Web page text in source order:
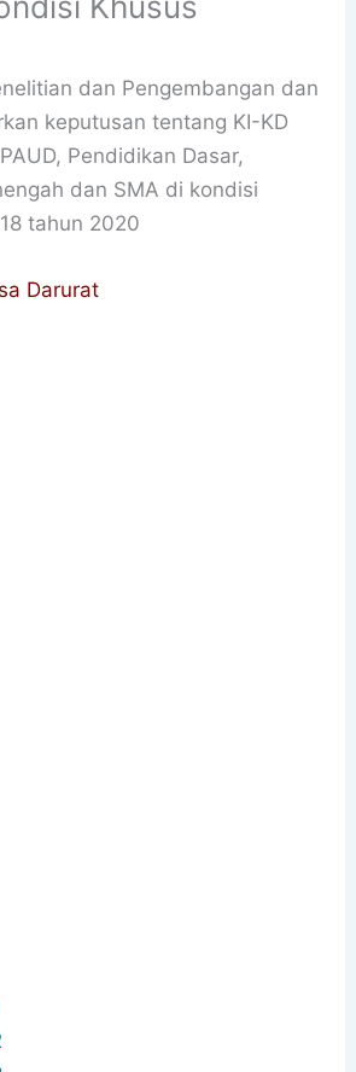
dan Pengembangan dan
keputusan tentang KI-KD
Pendidikan Dasar,
dan SMA di kondisi
tahun 2020
Darurat